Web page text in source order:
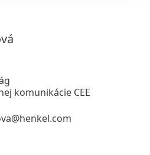
komunikácie CEE